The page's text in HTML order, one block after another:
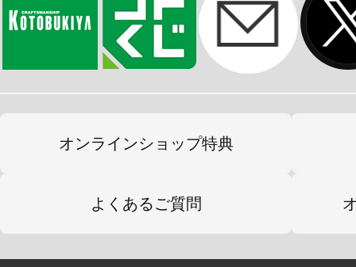
オンラインショップ特典
よくあるご質問